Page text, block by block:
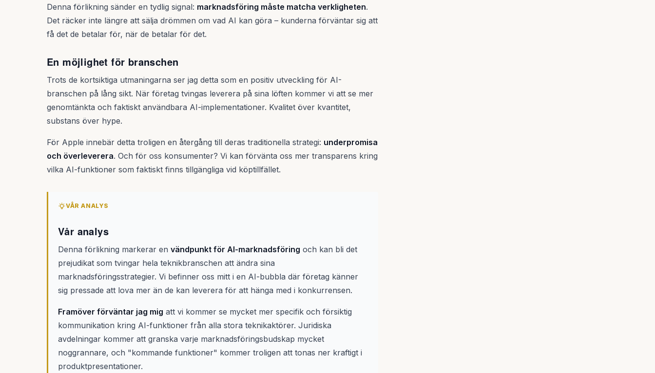
Denna förlikning sänder en tydlig signal: marknadsföring måste matcha verkligheten.
Det räcker inte längre att sälja drömmen om vad AI kan göra – kunderna förväntar sig att
få det de betalar för, när de betalar för det.
En möjlighet för branschen
Trots de kortsiktiga utmaningarna ser jag detta som en positiv utveckling för AI-
branschen på lång sikt. När företag tvingas leverera på sina löften kommer vi att se mer
genomtänkta och faktiskt användbara AI-implementationer. Kvalitet över kvantitet,
substans över hype.
För Apple innebär detta troligen en återgång till deras traditionella strategi: underpromisa
och överleverera. Och för oss konsumenter? Vi kan förvänta oss mer transparens kring
vilka AI-funktioner som faktiskt finns tillgängliga vid köptillfället.
VÅR ANALYS
Vår analys
Denna förlikning markerar en vändpunkt för AI-marknadsföring och kan bli det
prejudikat som tvingar hela teknikbranschen att ändra sina
marknadsföringsstrategier. Vi befinner oss mitt i en AI-bubbla där företag känner
sig pressade att lova mer än de kan leverera för att hänga med i konkurrensen.
Framöver förväntar jag mig att vi kommer se mycket mer specifik och försiktig
kommunikation kring AI-funktioner från alla stora teknikaktörer. Juridiska
avdelningar kommer att granska varje marknadsföringsbudskap mycket
noggrannare, och "kommande funktioner" kommer troligen att tonas ner kraftigt i
produktpresentationer.